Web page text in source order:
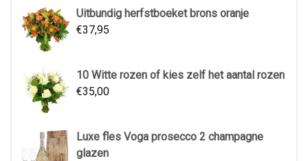
Uitbundig herfstboeket brons oranje
€37,95
10 Witte rozen of kies zelf het aantal rozen
€35,00
Luxe fles Voga prosecco 2 champagne
glazen